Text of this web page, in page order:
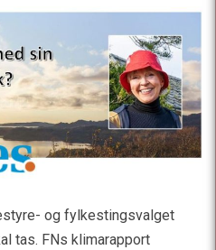
og fylkestingsvalget
tas. FNs klimarapport